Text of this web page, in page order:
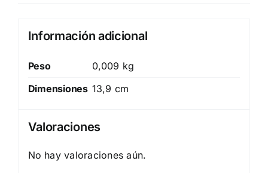
Información adicional
Peso
0,009 kg
Dimensiones 13,9 cm
Valoraciones
No hay valoraciones aún.